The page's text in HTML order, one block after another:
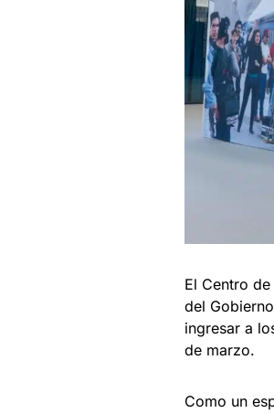
El Centro
del
ingresar a
de marzo.
Como un